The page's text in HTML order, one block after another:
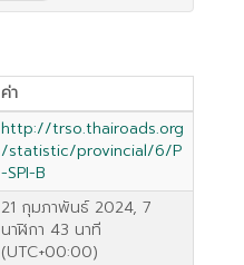
ค่า
http://trso.thairoads.org
/statistic/provincial/6/P
-SPI-B
21 กุมภาพันธ์ 2024, 7
นาฬิกา 43 นาที
(UTC+00:00)